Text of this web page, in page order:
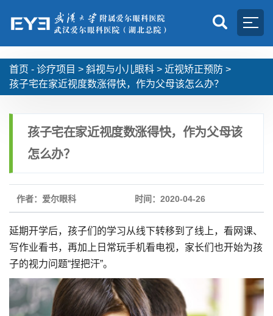
首页 - 诊疗项目 > 斜视与小儿眼科 > 近视矫正预防 >
孩子宅在家近视度数涨得快，作为父母该怎么办？
孩子宅在家近视度数涨得快，作为父母该
怎么办？
作者：爱尔眼科 时间：2020-04-26
延期开学后，孩子们的学习从线下转移到了线上，看网课、
写作业看书，再加上日常玩手机看电视，家长们也开始为孩
子的视力问题“捏把汗”。